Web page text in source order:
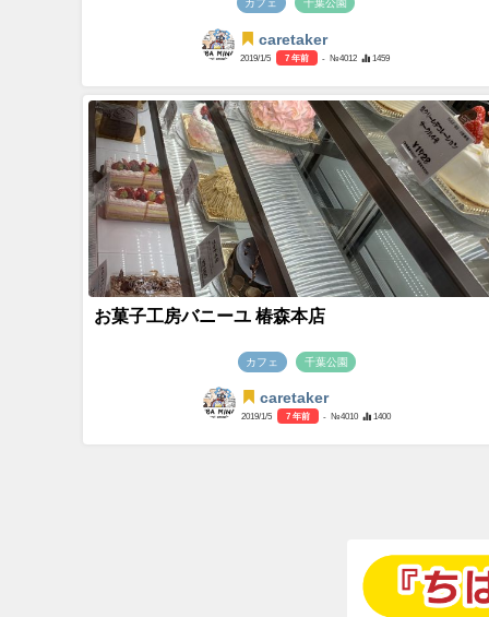
カフェ 千葉公園
caretaker
2019/1/5 7 年前 - №4012 1459
お菓子工房バニーユ 椿森本店
カフェ 千葉公園
caretaker
2019/1/5 7 年前 - №4010 1400